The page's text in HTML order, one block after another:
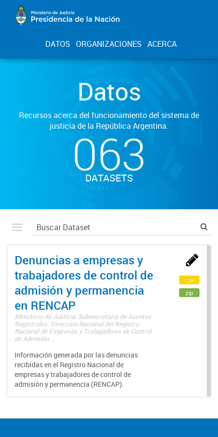
DATOS ORGANIZACIONES ACERCA
Datos
Recursos acerca del funcionamiento del sistema de
justicia de la República Argentina.
063
DATASETS
Denuncias a empresas y
trabajadores de control de
admisión y permanencia
en RENCAP
Ministerio de Justicia. Subsecretaría de Asuntos
Registrales. Dirección Nacional del Registro
Nacional de Empresas y Trabajadores de Control
de Admisión...
Información generada por las denuncias
recibidas en el Registro Nacional de
empresas y trabajadores de control de
admisión y permanencia (RENCAP).
csv
zip